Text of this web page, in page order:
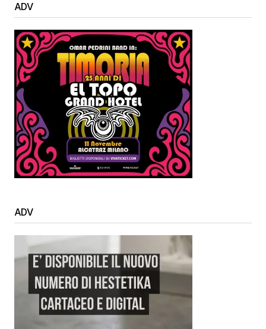
ADV
ADV